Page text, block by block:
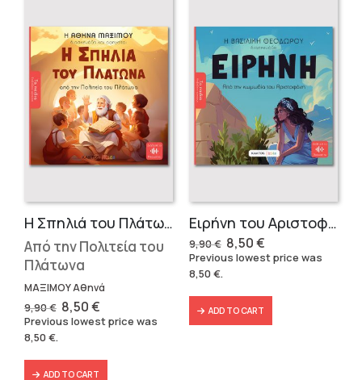
Η Σπηλιά του Πλάτωνα
Από την Πολιτεία του
Πλάτωνα
ΜΑΞΙΜΟΥ Αθηνά
9,90€ Original
price
was:
8,50€Current
price
is:
Previous lowest price was
8,50€.
ADD TO CART
Ειρήνη του Αριστοφάνη
9,90€ Original
price
was:
8,50€Current
price
is:
Previous lowest price was
8,50€.
ADD TO CART